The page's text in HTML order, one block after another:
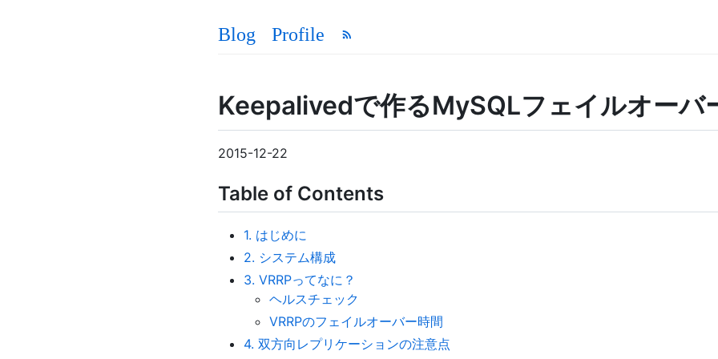
Blog Profile
Keepalivedで作るMySQLフェイルオーバ
2015-12-22
Table of Contents
1. はじめに
2. システム構成
3. VRRPってなに？
ヘルスチェック
VRRPのフェイルオーバー時間
4. 双方向レプリケーションの注意点